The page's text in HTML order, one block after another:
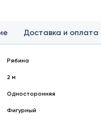
Доставка и оплата
Рябина
2 м
Односторонняя
Фигурный